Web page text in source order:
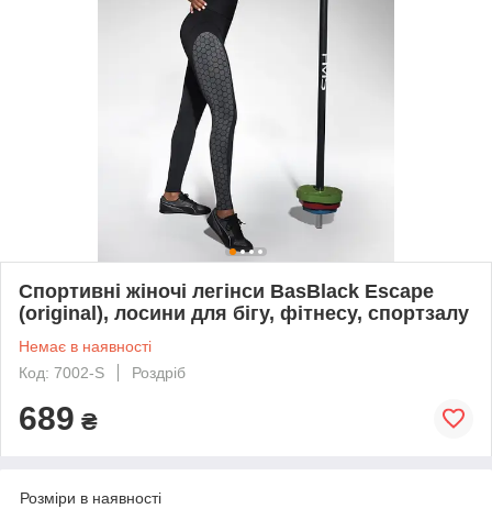
Спортивні жіночі легінси BasBlack Escape
(original), лосини для бігу, фітнесу, спортзалу
Немає в наявності
Код: 7002-S
Роздріб
689 ₴
Розміри в наявності